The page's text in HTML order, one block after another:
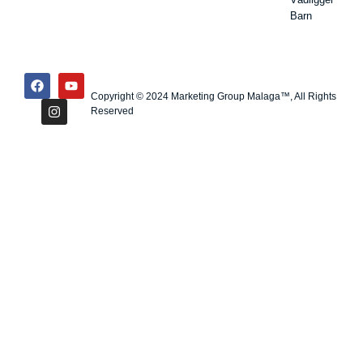
Barn
Copyright © 2024 Marketing Group Malaga™, All Rights
Reserved